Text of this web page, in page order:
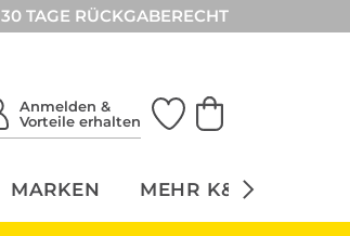
30 TAGE RÜCKGABERECHT
Anmelden &
Vorteile erhalten
MARKEN MEHR K&Ö